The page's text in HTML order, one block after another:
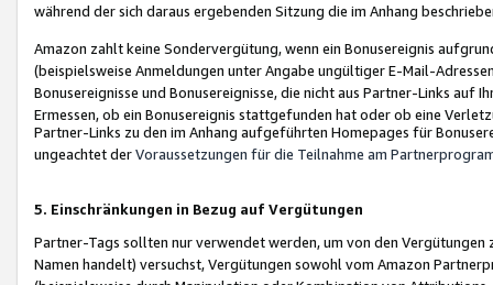
während der sich daraus ergebenden Sitzung die im Anhang
Amazon zahlt keine Sondervergütung, wenn ein Bonusereignis
(beispielsweise Anmeldungen unter Angabe ungültiger E-Mail-
Bonusereignisse und Bonusereignisse, die nicht aus Partner-Links auf
Ermessen, ob ein Bonusereignis stattgefunden hat oder ob eine
Partner-Links zu den im Anhang aufgeführten Homepages für
ungeachtet derVoraussetzungen für die Teilnahme am
5. Einschränkungen in Bezug auf Vergütungen
Partner-Tags sollten nur verwendet werden, um von den
Namen handelt) versuchst, Vergütungen sowohl vom Amazon